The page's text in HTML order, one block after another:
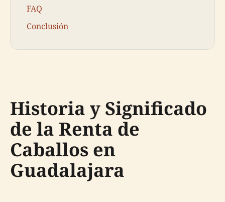
FAQ
Conclusión
Historia y Significado
de la Renta de
Caballos en
Guadalajara